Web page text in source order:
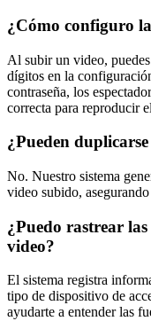
¿Cómo configuro
Al subir un video,
dígitos en la
contraseña, los
correcta para reproducir
¿Pueden
No. Nuestro sistema
video subido,
¿Puedo rastrear
video?
El sistema registra
tipo de dispositivo de
ayudarte a entender las